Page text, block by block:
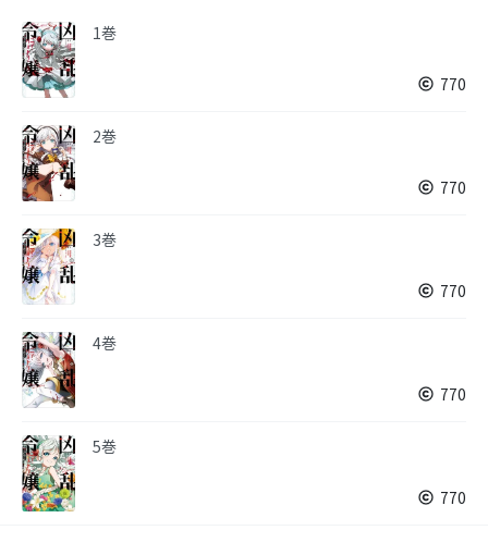
1巻
770
2巻
770
3巻
770
4巻
770
5巻
770